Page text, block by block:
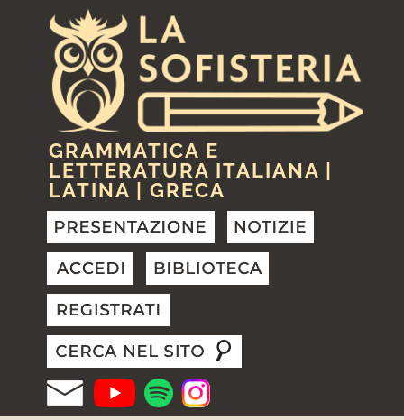
GRAMMATICA E
LETTERATURA ITALIANA |
LATINA | GRECA